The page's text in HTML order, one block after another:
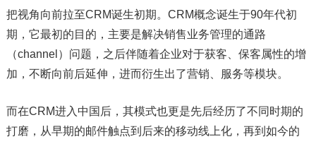
把视角向前拉至CRM诞生初期。CRM概念诞生于90年代初
期，它最初的目的，主要是解决销售业务管理的通路
（channel）问题，之后伴随着企业对于获客、保客属性的增
加，不断向前后延伸，进而衍生出了营销、服务等模块。
而在CRM进入中国后，其模式也更是先后经历了不同时期的
打磨，从早期的邮件触点到后来的移动线上化，再到如今的